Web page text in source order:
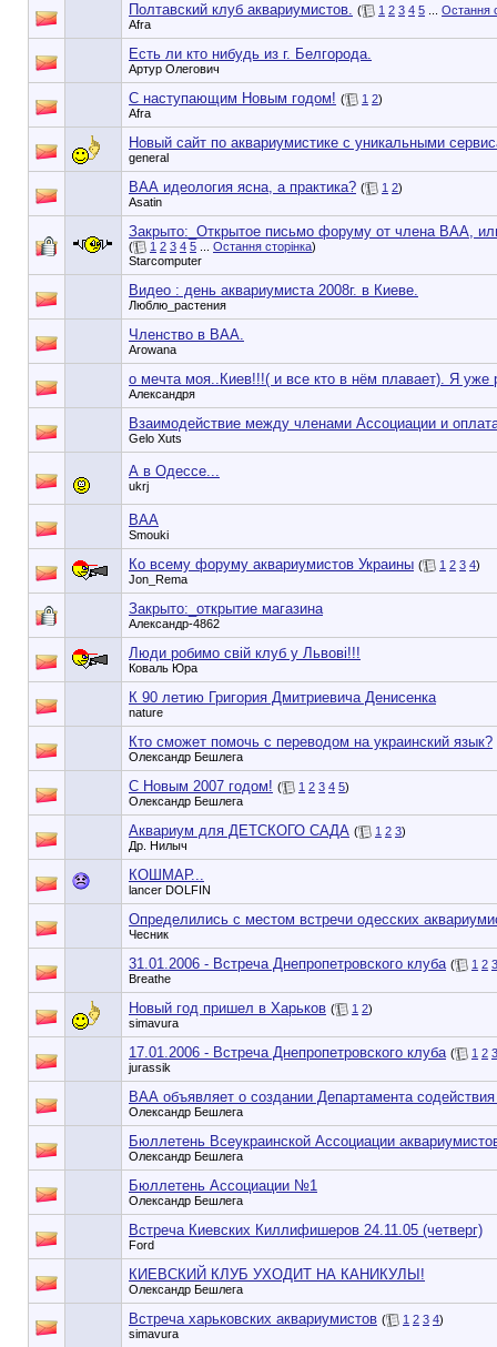
Полтавский клуб аквариумистов. ( 1 2 3 4 5
Остання
Afra
Есть ли кто нибудь из г. Белгорода.
Артур Олегович
С наступающим Новым годом! ( 1 2)
Afra
Новый сайт по аквариумистике с уникальными
general
ВАА идеология ясна, а практика? ( 1 2)
Asatin
Закрыто:_ Открытое письмо форуму от члена ВАА,
( 1 2 3 4 5 Остання сторінка)
Starcomputer
Видео : день аквариумиста 2008г. в Киеве.
Люблю_растения
Членство в ВАА.
Arowana
о мечта моя..Киев!!!( и все кто в нём плавает). Я уже
Александря
Взаимодействие между членами Ассоциации и
Gelo Xuts
А в Одессе...
ukrj
ВАА
Smouki
Ко всему форуму аквариумистов Украины ( 1 2 3 4)
Jon_Rema
Закрыто:_ открытие магазина
Александр-4862
Люди робимо свій клуб у Львові!!!
Коваль Юра
К 90 летию Григория Дмитриевича Денисенка
nature
Кто сможет помочь с переводом на украинский язык?
Олександр Бешлега
С Новым 2007 годом! ( 1 2 3 4 5)
Олександр Бешлега
Аквариум для ДЕТСКОГО САДА ( 1 2 3)
Др. Нилыч
КОШМАР...
lancer DOLFIN
Определились с местом встречи одесских
Чесник
31.01.2006 - Встреча Днепропетровского клуба ( 1 2 3
Breathe
Новый год пришел в Харьков ( 1 2)
simavura
17.01.2006 - Встреча Днепропетровского клуба ( 1 2 3
jurassik
ВАА объявляет о создании Департамента
Олександр Бешлега
Бюллетень Всеукраинской Ассоциации
Олександр Бешлега
Бюллетень Ассоциации №1
Олександр Бешлега
Встреча Киевских Киллифишеров 24.11.05 (четверг)
Ford
КИЕВСКИЙ КЛУБ УХОДИТ НА КАНИКУЛЫ!
Олександр Бешлега
Встреча харьковских аквариумистов ( 1 2 3 4)
simavura